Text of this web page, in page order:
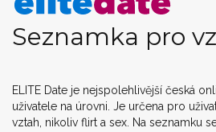
Seznamka pro
ELITE Date je nejspolehlivější česká
uživatele na úrovni. Je určena pro
vztah, nikoliv flirt a sex. Na seznamku